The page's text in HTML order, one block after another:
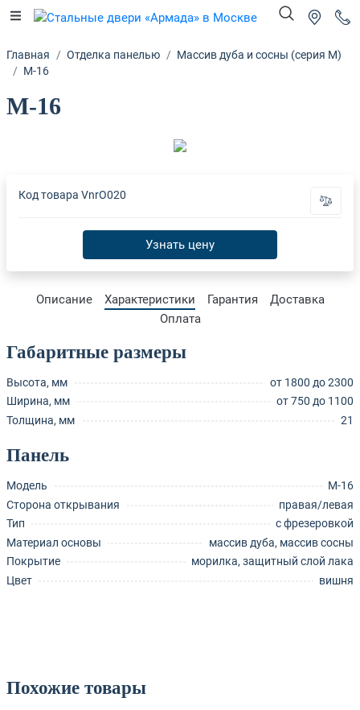
Главная Отделка панелью
Массив дуба и сосны (серия М)
М-16
М-16
Описание Характеристики Гарантия
Доставка
Оплата
Габаритные размеры
Высота, мм
от 1800 до 2300
Ширина, мм
от 750 до 1100
Толщина, мм
21
Панель
Модель
М-16
Сторона открывания
правая/левая
Тип
с фрезеровкой
Материал основы
массив дуба, массив сосны
Покрытие
морилка, защитный слой лака
Цвет
вишня
Код товара VnrO020
Узнать цену
Похожие товары